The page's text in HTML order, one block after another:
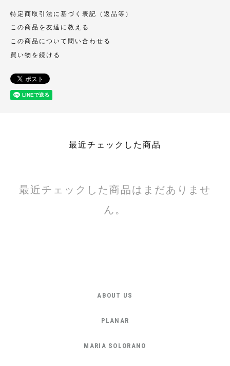
特定商取引法に基づく表記（返品等）
この商品を友達に教える
この商品について問い合わせる
買い物を続ける
最近チェックした商品
最近チェックした商品はまだありませ
ん。
ABOUT US
PLANAR
MARIA SOLORANO